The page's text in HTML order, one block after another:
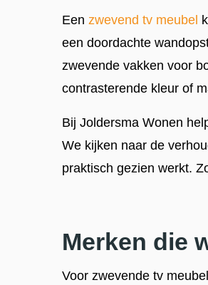
Een zwevend tv meubel
een doordachte
zwevende vakken voor
contrasterende kleur of
Bij Joldersma Wonen
We kijken naar de
praktisch gezien werkt.
Merken die
Voor zwevende tv